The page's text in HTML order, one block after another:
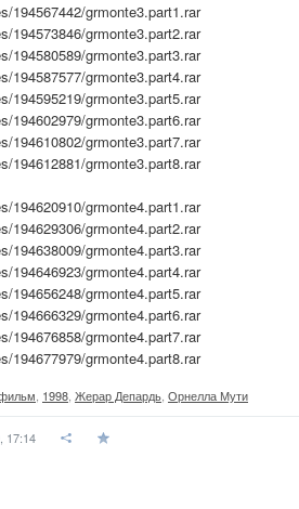
194567442/grmonte3.part1.rar
194573846/grmonte3.part2.rar
194580589/grmonte3.part3.rar
194587577/grmonte3.part4.rar
194595219/grmonte3.part5.rar
194602979/grmonte3.part6.rar
194610802/grmonte3.part7.rar
194612881/grmonte3.part8.rar
194620910/grmonte4.part1.rar
194629306/grmonte4.part2.rar
194638009/grmonte4.part3.rar
194646923/grmonte4.part4.rar
194656248/grmonte4.part5.rar
194666329/grmonte4.part6.rar
194676858/grmonte4.part7.rar
194677979/grmonte4.part8.rar
1998 Жерар Депардь Орнелла Мути
17:14